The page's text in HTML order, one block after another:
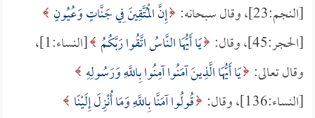
[النجم:23]، وقال سبحانه:
إِنَّ الْمُتَّقِينَ فِي جَنَّاتٍ وَعُيُونٍ
[الحجر:45]، وقال:
يَا أَيُّهَا النَّاسُ اتَّقُوا رَبَّكُمُ
[النساء:1]،
وقال تعالى: يَا أَيُّهَا الَّذِينَ آمَنُوا آمِنُوا بِاللَّهِ وَرَسُولِهِ
[النساء:136]، وقال:
قُولُوا آمَنَّا بِاللَّهِ وَمَا أُنْزِلَ إِلَيْنَا